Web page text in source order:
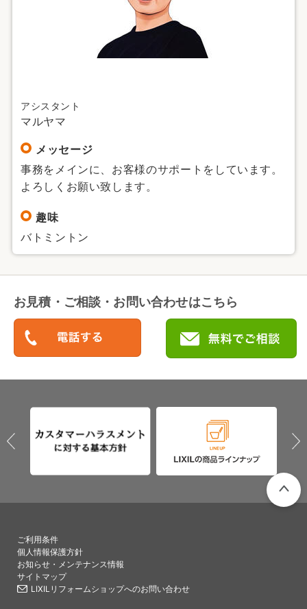
アシスタント
マルヤマ
メッセージ
事務をメインに、お客様のサポートをしています。
よろしくお願い致します。
趣味
バトミントン
お見積・ご相談・お問い合わせはこちら
ご利用条件
個人情報保護方針
お知らせ・メンテナンス情報
サイトマップ
LIXILリフォームショップへのお問い合わせ